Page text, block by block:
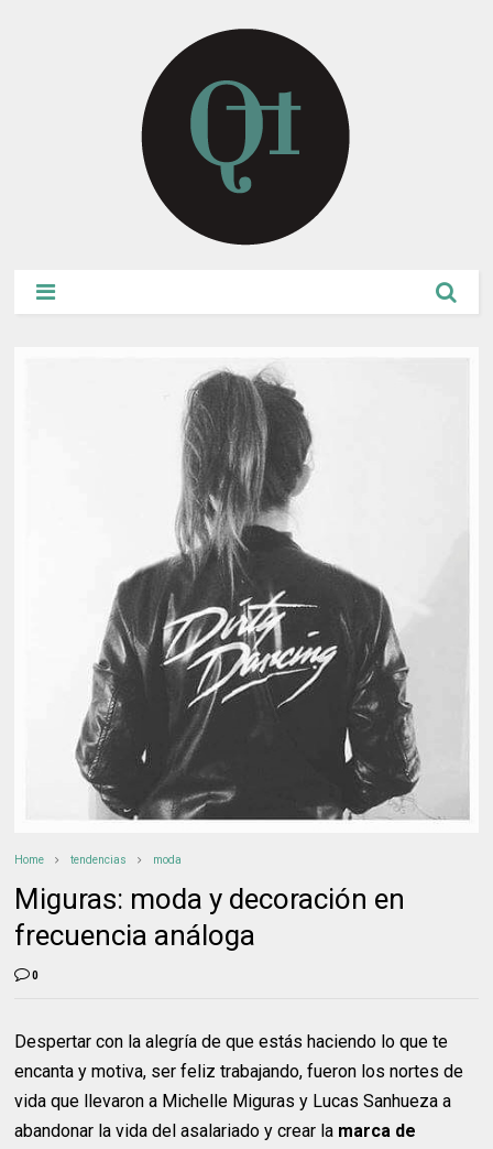
Home tendencias moda
Miguras: moda y decoración en
frecuencia análoga
0
Despertar con la alegría de que estás haciendo lo que te
encanta y motiva, ser feliz trabajando, fueron los nortes de
vida que llevaron a Michelle Miguras y Lucas Sanhueza a
abandonar la vida del asalariado y crear la marca de